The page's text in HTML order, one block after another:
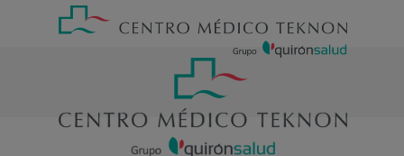
Jump to content
Menú
teléfono